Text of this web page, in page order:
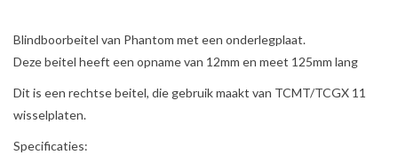
Blindboorbeitel van Phantom met een onderlegplaat.
Deze beitel heeft een opname van 12mm en meet 125mm lang
Dit is een rechtse beitel, die gebruik maakt van TCMT/TCGX 11
wisselplaten.
Specificaties: